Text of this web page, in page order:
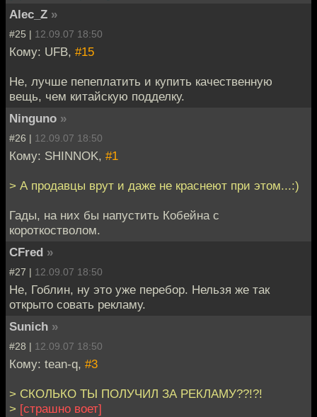
Alec_Z »
#25 | 12.09.07 18:50
Кому: UFB, #15
Не, лучше пепеплатить и купить качественную
вещь, чем китайскую подделку.
Ninguno »
#26 | 12.09.07 18:50
Кому: SHINNOK, #1
> А продавцы врут и даже не краснеют при этом...:)
Гады, на них бы напустить Кобейна с
короткостволом.
CFred »
#27 | 12.09.07 18:50
Не, Гоблин, ну это уже перебор. Нельзя же так
открыто совать рекламу.
Sunich »
#28 | 12.09.07 18:50
Кому: tean-q, #3
> СКОЛЬКО ТЫ ПОЛУЧИЛ ЗА РЕКЛАМУ??!?!
> [страшно воет]